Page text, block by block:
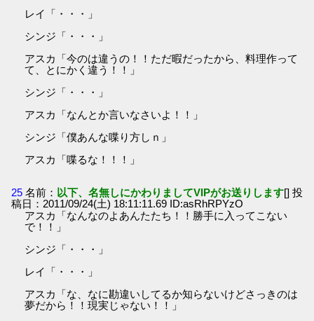
レイ「・・・」
シンジ「・・・」
アスカ「今のは違うの！！ただ暇だったから、料理作って
て、とにかく違う！！」
シンジ「・・・」
アスカ「なんとか言いなさいよ！！」
シンジ「僕あんな喋り方しｎ」
アスカ「喋るな！！！」
25 名前： 以下、名無しにかわりましてVIPがお送りします[] 投
稿日：2011/09/24(土) 18:11:11.69 ID:asRhRPYzO
アスカ「なんなのよあんたたち！！勝手に入ってこない
で！！」
シンジ「・・・」
レイ「・・・」
アスカ「な、なに勘違いしてるか知らないけどさっきのは
夢だから！！現実じゃない！！」